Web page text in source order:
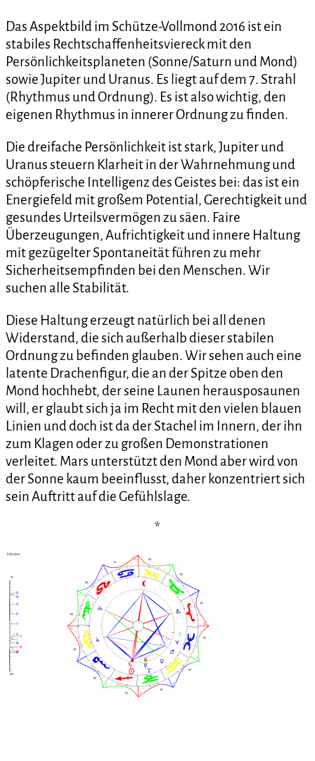
Das Aspektbild im Schütze-Vollmond 2016 ist ein
stabiles Rechtschaffenheitsviereck mit den
Persönlichkeitsplaneten (Sonne/Saturn und Mond)
sowie Jupiter und Uranus. Es liegt auf dem 7. Strahl
(Rhythmus und Ordnung). Es ist also wichtig, den
eigenen Rhythmus in innerer Ordnung zu finden.
Die dreifache Persönlichkeit ist stark, Jupiter und
Uranus steuern Klarheit in der Wahrnehmung und
schöpferische Intelligenz des Geistes bei: das ist ein
Energiefeld mit großem Potential, Gerechtigkeit und
gesundes Urteilsvermögen zu säen. Faire
Überzeugungen, Aufrichtigkeit und innere Haltung
mit gezügelter Spontaneität führen zu mehr
Sicherheitsempfinden bei den Menschen. Wir
suchen alle Stabilität.
Diese Haltung erzeugt natürlich bei all denen
Widerstand, die sich außerhalb dieser stabilen
Ordnung zu befinden glauben. Wir sehen auch eine
latente Drachenfigur, die an der Spitze oben den
Mond hochhebt, der seine Launen herausposaunen
will, er glaubt sich ja im Recht mit den vielen blauen
Linien und doch ist da der Stachel im Innern, der ihn
zum Klagen oder zu großen Demonstrationen
verleitet. Mars unterstützt den Mond aber wird von
der Sonne kaum beeinflusst, daher konzentriert sich
sein Auftritt auf die Gefühlslage.
*